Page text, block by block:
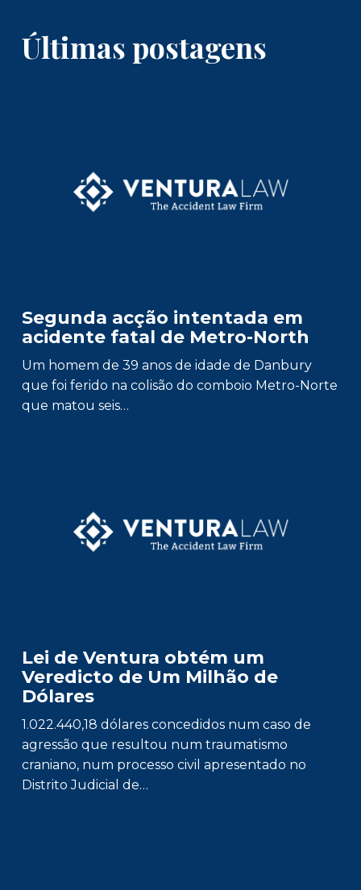
Últimas postagens
Segunda acção intentada em
acidente fatal de Metro-North
Um homem de 39 anos de idade de Danbury
que foi ferido na colisão do comboio Metro-Norte
que matou seis…
Lei de Ventura obtém um
Veredicto de Um Milhão de
Dólares
1.022.440,18 dólares concedidos num caso de
agressão que resultou num traumatismo
craniano, num processo civil apresentado no
Distrito Judicial de…